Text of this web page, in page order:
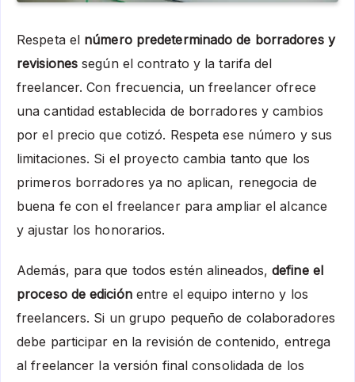
Respeta el número predeterminado de borradores y
revisiones según el contrato y la tarifa del
freelancer. Con frecuencia, un freelancer ofrece
una cantidad establecida de borradores y cambios
por el precio que cotizó. Respeta ese número y sus
limitaciones. Si el proyecto cambia tanto que los
primeros borradores ya no aplican, renegocia de
buena fe con el freelancer para ampliar el alcance
y ajustar los honorarios.
Además, para que todos estén alineados, define el
proceso de ediciónentre el equipo interno y los
freelancers. Si un grupo pequeño de colaboradores
debe participar en la revisión de contenido, entrega
al freelancer la versión final consolidada de los